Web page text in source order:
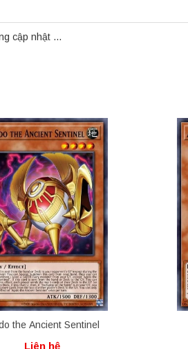
cập nhật ...
the Ancient Sentinel
Liên hệ